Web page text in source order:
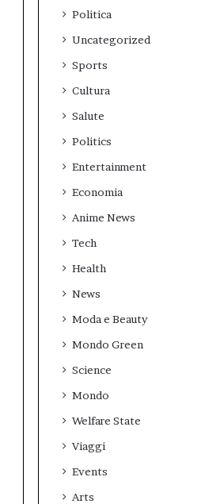
Politica
Uncategorized
Sports
Cultura
Salute
Politics
Entertainment
Economia
Anime News
Tech
Health
News
Moda e Beauty
Mondo Green
Science
Mondo
Welfare State
Viaggi
Events
Arts